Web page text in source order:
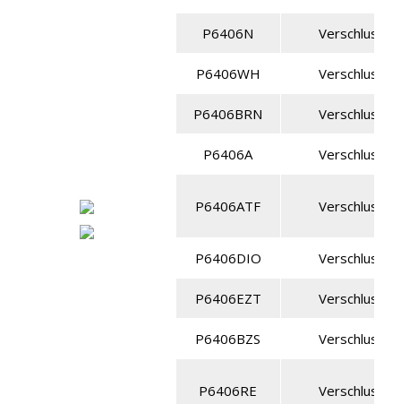
P6406N
P6406WH
P6406BRN
P6406A
P6406ATF
P6406DIO
P6406EZT
P6406BZS
P6406RE